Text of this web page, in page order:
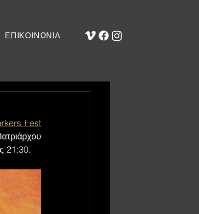
ΕΠΙΚΟΙΝΩΝΙΑ
Fest
21:30.